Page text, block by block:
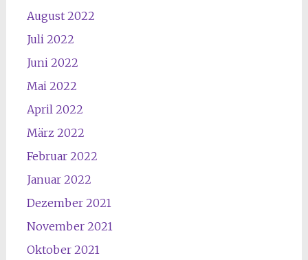
August 2022
Juli 2022
Juni 2022
Mai 2022
April 2022
März 2022
Februar 2022
Januar 2022
Dezember 2021
November 2021
Oktober 2021